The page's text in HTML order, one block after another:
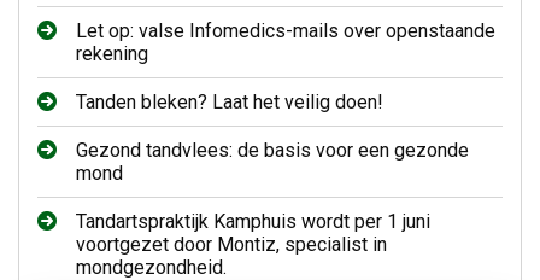
Let op: valse Infomedics-mails over openstaande
rekening
Tanden bleken? Laat het veilig doen!
Gezond tandvlees: de basis voor een gezonde
mond
Tandartspraktijk Kamphuis wordt per 1 juni
voortgezet door Montiz, specialist in
mondgezondheid.